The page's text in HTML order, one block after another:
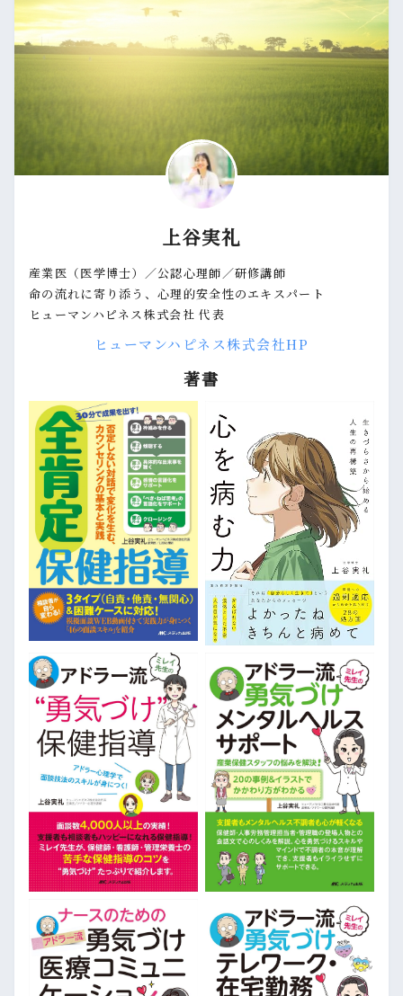
上谷実礼
産業医（医学博士）／公認心理師／研修講師
命の流れに寄り添う、心理的安全性のエキスパート
ヒューマンハピネス株式会社 代表
ヒューマンハピネス株式会社HP
著書